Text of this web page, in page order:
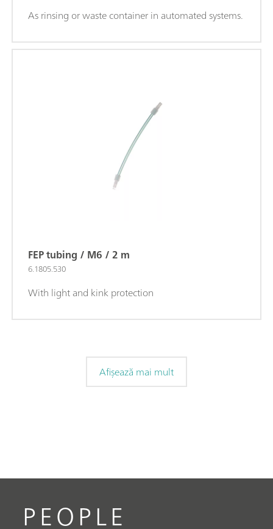
As rinsing or waste container in automated systems.
FEP tubing / M6 / 2 m
6.1805.530
With light and kink protection
Afișează mai mult
PEOPLE